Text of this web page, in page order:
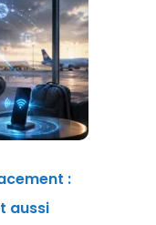
:
aussi